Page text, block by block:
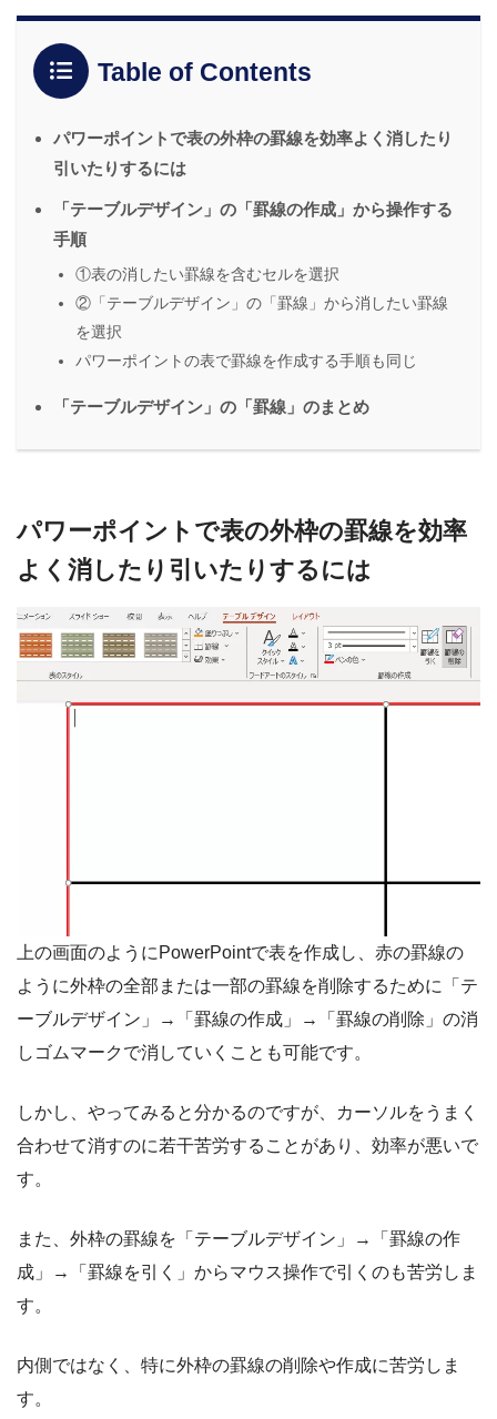
Table of Contents
パワーポイントで表の外枠の罫線を効率よく消したり
引いたりするには
「テーブルデザイン」の「罫線の作成」から操作する
手順
①表の消したい罫線を含むセルを選択
②「テーブルデザイン」の「罫線」から消したい罫線
を選択
パワーポイントの表で罫線を作成する手順も同じ
「テーブルデザイン」の「罫線」のまとめ
パワーポイントで表の外枠の罫線を効率
よく消したり引いたりするには
上の画面のようにPowerPointで表を作成し、赤の罫線の
ように外枠の全部または一部の罫線を削除するために「テ
ーブルデザイン」→「罫線の作成」→「罫線の削除」の消
しゴムマークで消していくことも可能です。
しかし、やってみると分かるのですが、カーソルをうまく
合わせて消すのに若干苦労することがあり、効率が悪いで
す。
また、外枠の罫線を「テーブルデザイン」→「罫線の作
成」→「罫線を引く」からマウス操作で引くのも苦労しま
す。
内側ではなく、特に外枠の罫線の削除や作成に苦労しま
す。